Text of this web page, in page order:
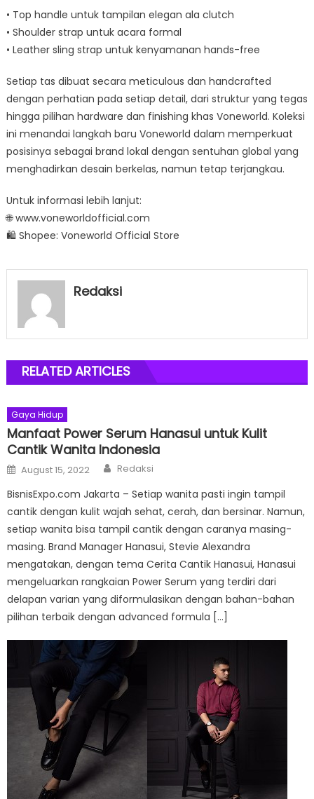
• Top handle untuk tampilan elegan ala clutch
• Shoulder strap untuk acara formal
• Leather sling strap untuk kenyamanan hands-free
Setiap tas dibuat secara meticulous dan handcrafted
dengan perhatian pada setiap detail, dari struktur yang tegas
hingga pilihan hardware dan finishing khas Voneworld. Koleksi
ini menandai langkah baru Voneworld dalam memperkuat
posisinya sebagai brand lokal dengan sentuhan global yang
menghadirkan desain berkelas, namun tetap terjangkau.
Untuk informasi lebih lanjut:
🌐 www.voneworldofficial.com
🛍️ Shopee: Voneworld Official Store
Redaksi
RELATED ARTICLES
Gaya Hidup
Manfaat Power Serum Hanasui untuk Kulit
Cantik Wanita Indonesia
Posted
on
August 15, 2022 Author
Redaksi
BisnisExpo.com Jakarta – Setiap wanita pasti ingin tampil
cantik dengan kulit wajah sehat, cerah, dan bersinar. Namun,
setiap wanita bisa tampil cantik dengan caranya masing-
masing. Brand Manager Hanasui, Stevie Alexandra
mengatakan, dengan tema Cerita Cantik Hanasui, Hanasui
mengeluarkan rangkaian Power Serum yang terdiri dari
delapan varian yang diformulasikan dengan bahan-bahan
pilihan terbaik dengan advanced formula […]